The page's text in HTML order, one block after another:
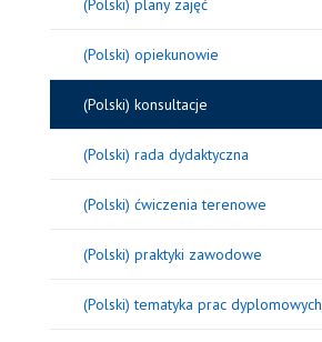
(Polski) opiekunowie
(Polski) konsultacje
(Polski) rada dydaktyczna
(Polski) ćwiczenia terenowe
(Polski) praktyki zawodowe
(Polski) tematyka prac dyplomowych